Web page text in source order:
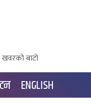
बाटाे
ENGLISH